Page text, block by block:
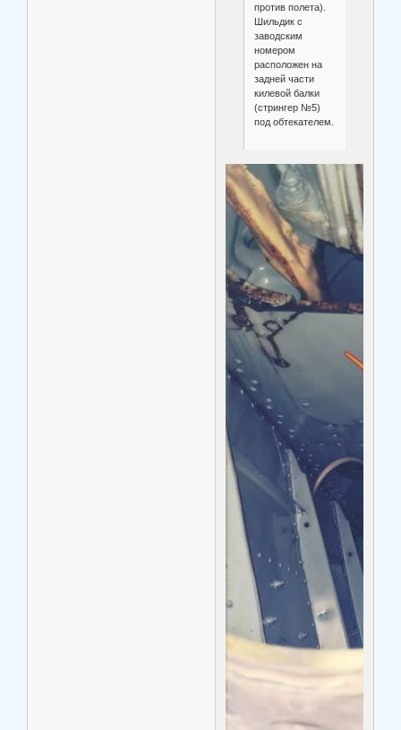
против полета).
Шильдик с
заводским
номером
расположен на
задней части
килевой балки
(стрингер №5)
под обтекателем.